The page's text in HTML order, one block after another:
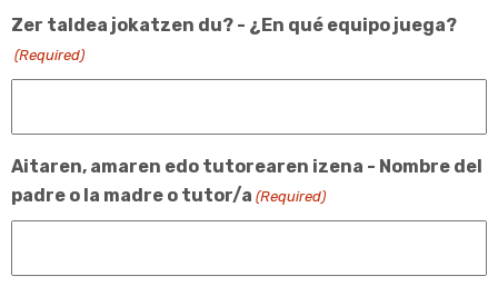
Zer taldea jokatzen du? - ¿En qué equipo juega?
(Required)
Aitaren, amaren edo tutorearen izena - Nombre del
padre o la madre o tutor/a (Required)